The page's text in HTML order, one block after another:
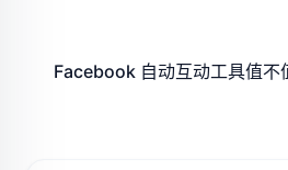
Facebook 自动互动工具值不